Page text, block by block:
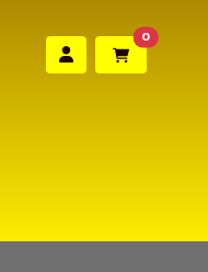
0